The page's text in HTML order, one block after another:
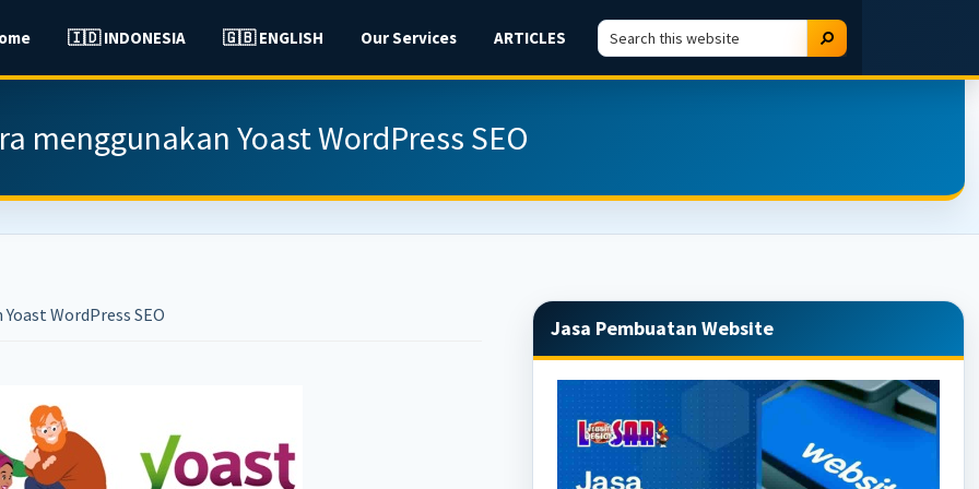
🇮🇩 INDONESIA 🇬🇧 ENGLISH Our Services ARTICLES
Search
this
website
Search
menggunakan Yoast WordPress SEO
WordPress SEO
Primary
Sidebar
Jasa Pembuatan Website